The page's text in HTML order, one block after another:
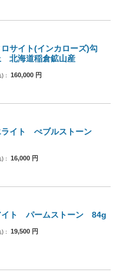
ロサイト(インカローズ)勾
北海道稲倉鉱山産
： 160,000 円
ライト ぺブルストーン
： 16,000 円
イト パームストーン 84g
： 19,500 円